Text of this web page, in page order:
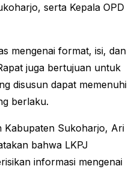
serta Kepala OPD
mengenai format, isi, dan
juga bertujuan untuk
disusun dapat memenuhi
berlaku.
Kabupaten Sukoharjo, Ari
bahwa LKPJ
informasi mengenai